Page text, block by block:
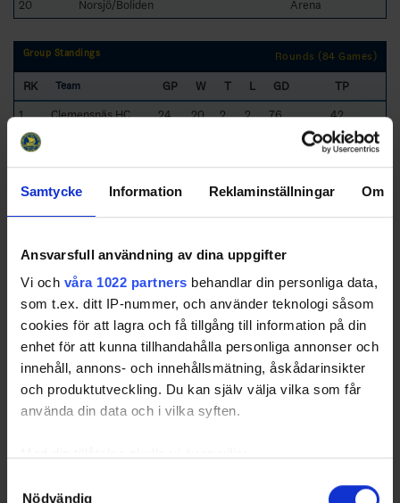
Samtycke Information Reklaminställningar Om
Ansvarsfull användning av dina uppgifter
Vi och våra 1022 partners behandlar din personliga data,
som t.ex. ditt IP-nummer, och använder teknologi såsom
cookies för att lagra och få tillgång till information på din
enhet för att kunna tillhandahålla personliga annonser och
innehåll, annons- och innehållsmätning, åskådarinsikter
och produktutveckling. Du kan själv välja vilka som får
använda din data och i vilka syften.
kan ha en noggrannhet på upp till flera meter
Nödvändig
20
Norsjö/Boliden
Arena
Group Standings Rounds (84 Games)
RK Team GP W T L GD
TP
1
Clemensnäs HC 24 20 2 2 76
42
2
31
3
Skellefteå AIK 99 24 9 6 9 2
24
4
Burträsk HC 23 1 11 -3
23
5
Lycksele SK 24 8 4 12 -15
20
Schedule
Date Game Venue
2014-03-07 19:30 Tegs SK - Burträsk HC T3 Center
Swehockey – Svenska Ishockeyförbundets officiella app
Swehockey ger dig tillgång till nyheter, livebevakning